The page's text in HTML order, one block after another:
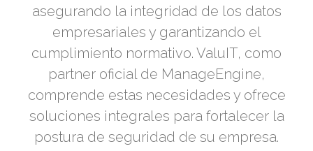
asegurando la integridad de los datos
empresariales y garantizando el
cumplimiento normativo. ValuIT, como
partner oficial de ManageEngine,
comprende estas necesidades y ofrece
soluciones integrales para fortalecer la
postura de seguridad de su empresa.